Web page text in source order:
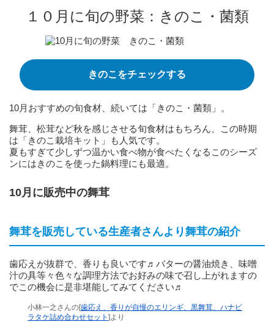
１０月に旬の野菜：きのこ・菌類
きのこをチェックする
10月おすすめの旬食材、続いては「きのこ・菌類」。
舞茸、松茸など秋を感じさせる旬食材はもちろん、この時期
は「きのこ栽培キット」も人気です。
夏もすぎて少しずつ温かい食べ物が食べたくなるこのシーズ
ンにはきのこを使った鍋料理にも最適。
10月に販売中の舞茸
舞茸を販売している生産者さんより舞茸の紹介
歯応えが抜群で、香りも良いです♬バターの醤油焼き、味噌
汁の具等々色々な調理方法でお好みの味で召し上がれますの
でこの機会に是非堪能してみてください♬
小林一之さんの[歯応え、香りが自慢のエリンギ、黒舞茸、ハナビ
ラタケ詰め合わせセット ]より